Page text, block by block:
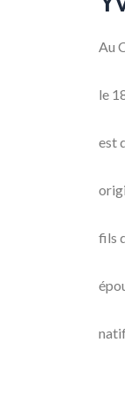
Au
le
est
fils